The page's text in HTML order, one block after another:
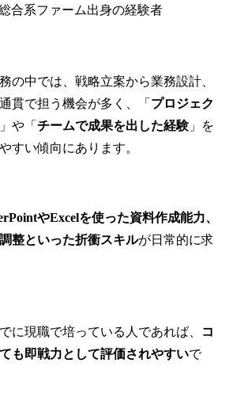
合系ファーム出身の経験者
の中では、戦略立案から業務設計、
貫で担う機会が多く、「 プロジェク
」や「 チームで成果を出した経験」を
すい傾向にあります。
やExcelを使った資料作成能力、
整といった折衝スキルが日常的に求
に現職で培っている人であれば、
コ
も即戦力として評価されやすいで